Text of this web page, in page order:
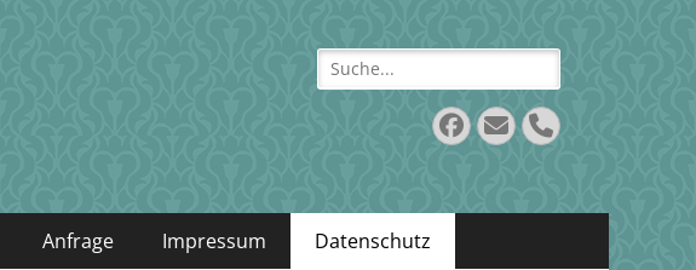
Suche
für:
Facebook
EmailPhone
Anfrage Impressum Datenschutz